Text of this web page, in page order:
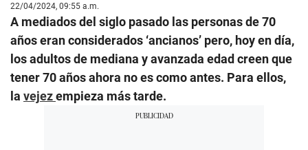
22/04/2024, 09:55 a.m.
A mediados del siglo pasado las personas de 70
años eran considerados ‘ancianos’ pero, hoy en día,
los adultos de mediana y avanzada edad creen que
tener 70 años ahora no es como antes. Para ellos,
la vejezempieza más tarde.